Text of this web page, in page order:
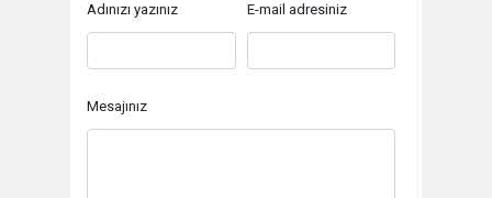
Adınızı yazınız E-mail adresiniz
Mesajınız